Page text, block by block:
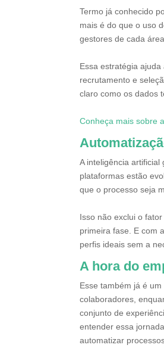
Termo já conhecido
mais é do que o uso
gestores de cada
Essa estratégia
recrutamento e
claro como os dados
Conheça mais sobre
A inteligência
plataformas estão
que o processo seja
Isso não exclui o
primeira fase. E com
perfis ideais sem a
A hora do
Esse também já é
colaboradores,
conjunto de
entender essa
automatizar